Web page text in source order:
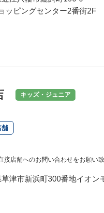
ッピングセンター2番街2F
キッズ・ジュニア
舗
店舗へのお問い合わせをお願い致
津市新浜町300番地イオン